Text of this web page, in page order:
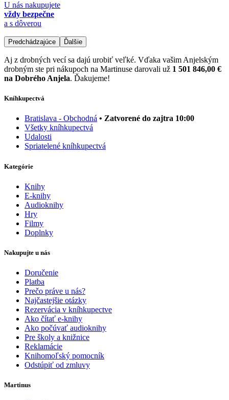
U nás nakupujete
vždy bezpečne
a s dôverou
Predchádzajúce Ďalšie
Aj z drobných vecí sa dajú urobiť veľké. Vďaka vašim Anjelským
drobným ste pri nákupoch na Martinuse darovali už 1 501 846,00 €
na Dobrého Anjela. Ďakujeme!
Kníhkupectvá
Bratislava - Obchodná • Zatvorené do zajtra 10:00
Všetky kníhkupectvá
Udalosti
Spriatelené kníhkupectvá
Kategórie
Knihy
E-knihy
Audioknihy
Hry
Filmy
Doplnky
Nakupujte u nás
Doručenie
Platba
Prečo práve u nás?
Najčastejšie otázky
Rezervácia v kníhkupectve
Ako čítať e-knihy
Ako počúvať audioknihy
Pre školy a knižnice
Reklamácie
Knihomoľský pomocník
Odstúpiť od zmluvy
Martinus